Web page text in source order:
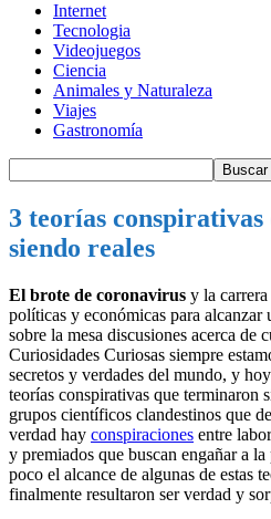
Internet
Tecnologia
Videojuegos
Ciencia
Animales y Naturaleza
Viajes
Gastronomía
3 teorías
siendo reales
El brote de coronavirus y la
políticas y económicas para alcanzar
sobre la mesa discusiones acerca de
Curiosidades Curiosas siempre
secretos y verdades del mundo, y
teorías conspirativas que terminaron
grupos científicos clandestinos que
verdad hay conspiraciones entre
y premiados que buscan engañar a
poco el alcance de algunas de estas
finalmente resultaron ser verdad y